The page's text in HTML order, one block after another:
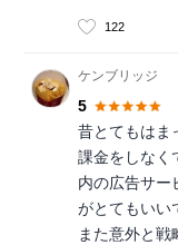
122
ケンブリッジ
5
昔とてもはま
課金をしなく
内の広告サー
がとてもいい
また意外と戦